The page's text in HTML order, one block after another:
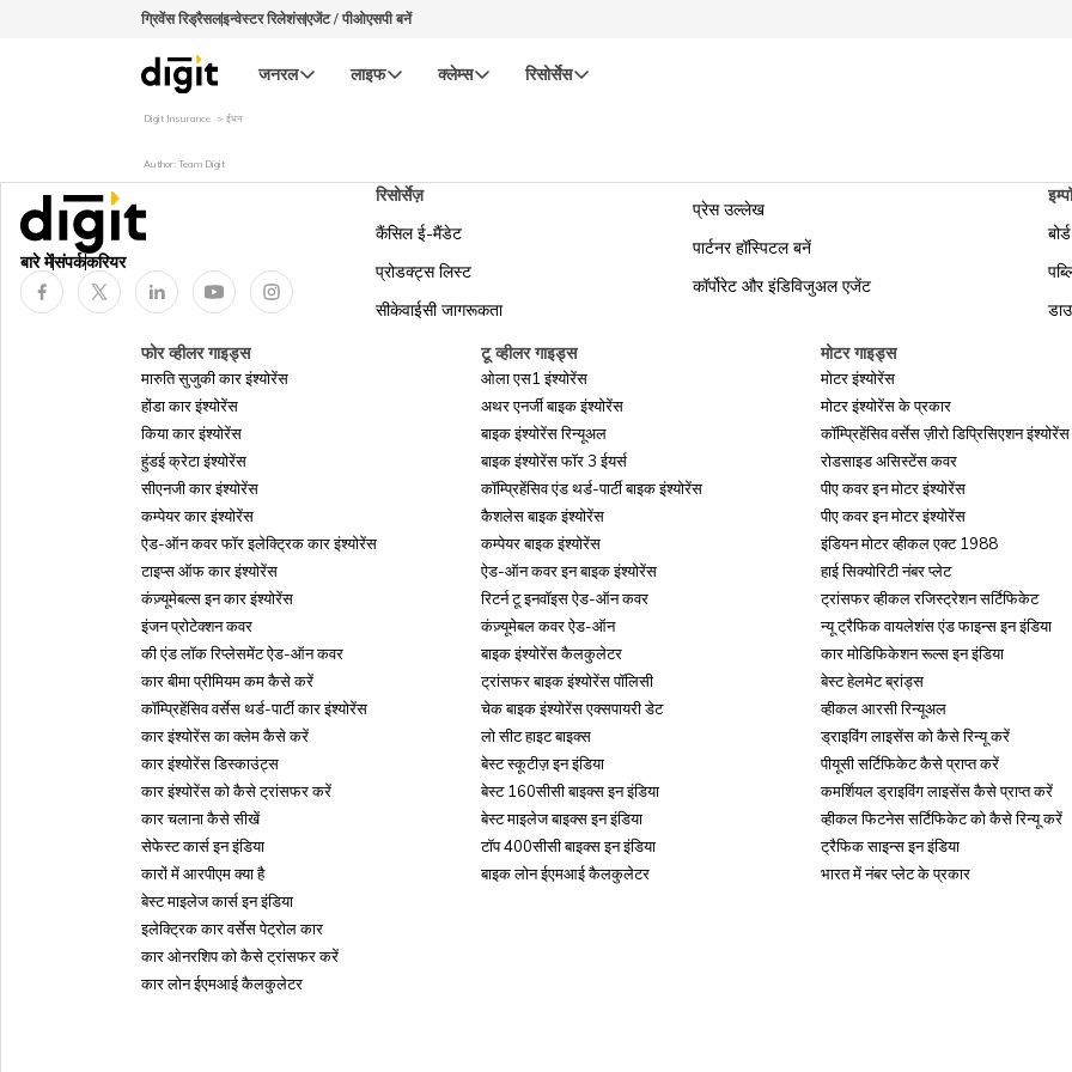
ग्रिवेंस रिड्रैसलइन्वेस्टर रिलेशंसएजेंट / पीओएसपी बनें
जनरल लाइफ क्लेम्स रिसोर्सेस
Digit Insurance ईंधन
Author: Team Digit
बारे मेंसंपर्ककरियर
रिसोर्सेज़
कैंसिल ई-मैंडेट
प्रोडक्ट्स लिस्ट
सीकेवाईसी जागरूकता
प्रेस उल्लेख
पार्टनर हॉस्पिटल बनें
कॉर्पोरेट और इंडिविजुअल एजेंट
फोर व्हीलर गाइड्स
मारुति सुजुकी कार इंश्योरेंस
होंडा कार इंश्योरेंस
किया कार इंश्योरेंस
हुंडई क्रेटा इंश्योरेंस
सीएनजी कार इंश्योरेंस
कम्पेयर कार इंश्योरेंस
ऐड-ऑन कवर फॉर इलेक्ट्रिक कार इंश्योरेंस
टाइप्स ऑफ कार इंश्योरेंस
कंज़्यूमेबल्स इन कार इंश्योरेंस
इंजन प्रोटेक्शन कवर
की एंड लॉक रिप्लेसमेंट ऐड-ऑन कवर
कार बीमा प्रीमियम कम कैसे करें
कॉम्प्रिहेंसिव वर्सेस थर्ड-पार्टी कार इंश्योरेंस
कार इंश्योरेंस का क्लेम कैसे करें
कार इंश्योरेंस डिस्काउंट्स
कार इंश्योरेंस को कैसे ट्रांसफर करें
कार चलाना कैसे सीखें
सेफेस्ट कार्स इन इंडिया
कारों में आरपीएम क्या है
बेस्ट माइलेज कार्स इन इंडिया
इलेक्ट्रिक कार वर्सेस पेट्रोल कार
कार ओनरशिप को कैसे ट्रांसफर करें
कार लोन ईएमआई कैलकुलेटर
टू व्हीलर गाइड्स
ओला एस1 इंश्योरेंस
अथर एनर्जी बाइक इंश्योरेंस
बाइक इंश्योरेंस रिन्यूअल
बाइक इंश्योरेंस फॉर 3 ईयर्स
कॉम्प्रिहेंसिव एंड थर्ड-पार्टी बाइक इंश्योरेंस
कैशलेस बाइक इंश्योरेंस
कम्पेयर बाइक इंश्योरेंस
ऐड-ऑन कवर इन बाइक इंश्योरेंस
रिटर्न टू इनवॉइस ऐड-ऑन कवर
कंज़्यूमेबल कवर ऐड-ऑन
बाइक इंश्योरेंस कैलकुलेटर
ट्रांसफर बाइक इंश्योरेंस पॉलिसी
चेक बाइक इंश्योरेंस एक्सपायरी डेट
लो सीट हाइट बाइक्स
बेस्ट स्कूटीज़ इन इंडिया
बेस्ट 160सीसी बाइक्स इन इंडिया
बेस्ट माइलेज बाइक्स इन इंडिया
टॉप 400सीसी बाइक्स इन इंडिया
बाइक लोन ईएमआई कैलकुलेटर
मोटर गाइड्स
मोटर इंश्योरेंस
मोटर इंश्योरेंस के प्रकार
कॉम्प्रिहेंसिव वर्सेस ज़ीरो डिप्रिसिएशन इंश्योरेंस
रोडसाइड असिस्टेंस कवर
पीए कवर इन मोटर इंश्योरेंस
पीए कवर इन मोटर इंश्योरेंस
इंडियन मोटर व्हीकल एक्ट 1988
हाई सिक्योरिटी नंबर प्लेट
ट्रांसफर व्हीकल रजिस्ट्रेशन सर्टिफिकेट
न्यू ट्रैफिक वायलेशंस एंड फाइन्स इन इंडिया
कार मोडिफिकेशन रूल्स इन इंडिया
बेस्ट हेलमेट ब्रांड्स
व्हीकल आरसी रिन्यूअल
ड्राइविंग लाइसेंस को कैसे रिन्यू करें
पीयूसी सर्टिफिकेट कैसे प्राप्त करें
कमर्शियल ड्राइविंग लाइसेंस कैसे प्राप्त करें
व्हीकल फिटनेस सर्टिफिकेट को कैसे रिन्यू करें
ट्रैफिक साइन्स इन इंडिया
भारत में नंबर प्लेट के प्रकार